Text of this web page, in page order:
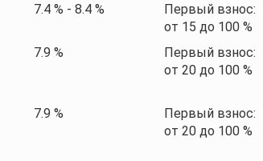
7.4 % - 8.4 %
Первый взнос:
от 15 до 100%
7.9 %
Первый взнос:
от 20до 100%
7.9 %
Первый взнос:
от 20до 100%